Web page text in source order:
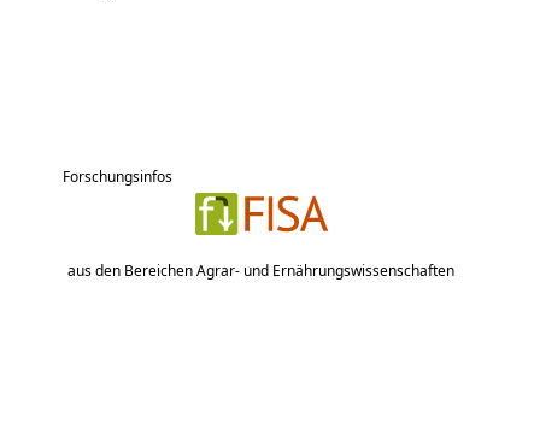
Forschungsinfos
aus den Bereichen Agrar- und Ernährungswissenschaften